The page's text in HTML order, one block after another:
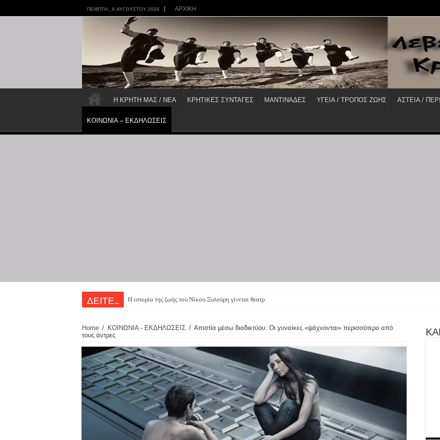
ΠΈΜΠΤΗ , 6 ΑΥΓΟΎΣΤΟΥ 2026 ΑΡΧΙΚΗ
Η ΚΡΗΤΗ ΜΑΣ / ΝΕΑ ΚΡΗΤΙΚΕΣ ΣΥΝΤΑΓΕΣ ΜΑΝΤΙΝΑΔΕΣ ΥΓΕΙΑ / ΤΡΟΠΟΣ ΖΩΗΣ ΑΣΤΕΙΑ /
ΚΟΙΝΩΝΙΑ – ΕΚΔΗΛΩΣΕΙΣ
ΔΕΙΤΕ... Η ιστορία της ζωής του Νίκου Ξυλούρη γίνεται θεατρική παρ
Home / ΚΟΙΝΩΝΙΑ - ΕΚΔΗΛΩΣΕΙΣ / Απιστία μέσω διαδικτύου: Οι γυναίκες «ψάχνονται» περισσότερο από
τους άντρες